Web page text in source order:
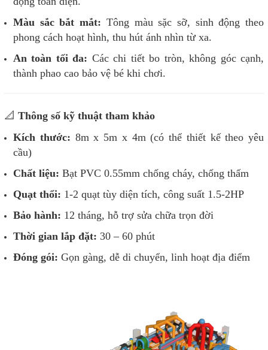
Màu sắc bắt mắt: Tông màu sặc sỡ, sinh động theo
phong cách hoạt hình, thu hút ánh nhìn từ xa.
An toàn tối đa: Các chi tiết bo tròn, không góc cạnh,
thành phao cao bảo vệ bé khi chơi.
📐 Thông số kỹ thuật tham khảo
Kích thước: 8m x 5m x 4m (có thể thiết kế theo yêu
cầu)
Chất liệu: Bạt PVC 0.55mm chống cháy, chống thấm
Quạt thổi: 1-2 quạt tùy diện tích, công suất 1.5-2HP
Bảo hành: 12 tháng, hỗ trợ sửa chữa trọn đời
Thời gian lắp đặt: 30 – 60 phút
Đóng gói: Gọn gàng, dễ di chuyển, linh hoạt địa điểm